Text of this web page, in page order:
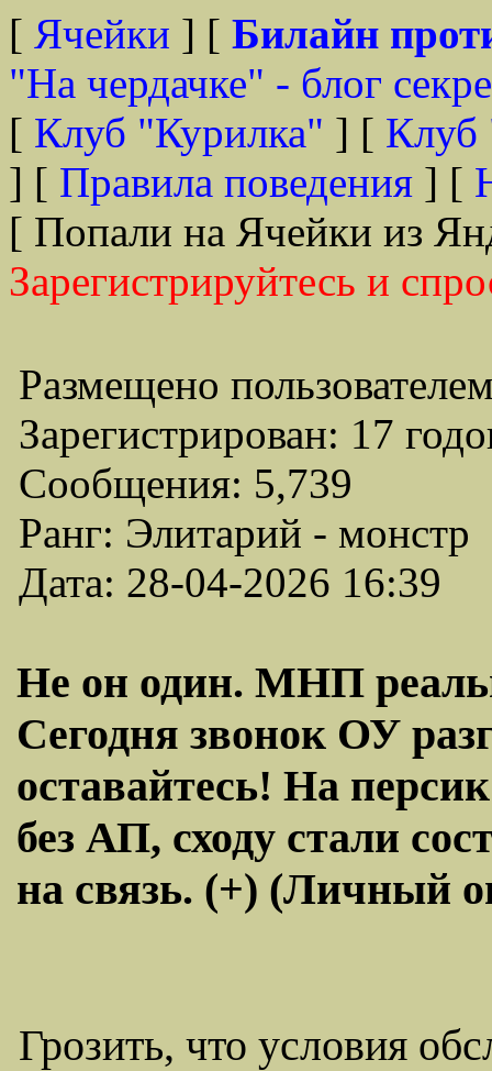
[ Ячейки ] [ Билайн
"На чердачке" - блог
[ Клуб "Курилка" ] [ Клуб
] [ Правила поведения ] [
[ Попали на Ячейки из
Зарегистрируйтесь и
Размещено
Зарегистрирован: 17
Сообщения: 5,739
Ранг: Элитарий - монстр
Дата: 28-04-2026 16:39
Не он один. МНП
Сегодня звонок ОУ
оставайтесь! На
без АП, сходу стали
на связь. (+) (Личный
Грозить, что условия